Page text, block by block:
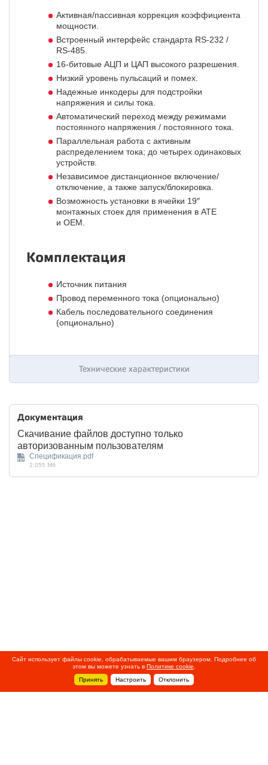
Активная/пассивная коррекция коэффициента
мощности.
Встроенный интерфейс стандарта RS-232 /
RS-485.
16-битовые АЦП и ЦАП высокого разрешения.
Низкий уровень пульсаций и помех.
Надежные инкодеры для подстройки
напряжения и силы тока.
Автоматический переход между режимами
постоянного напряжения / постоянного тока.
Параллельная работа с активным
распределением тока; до четырех одинаковых
устройств.
Независимое дистанционное включение/
отключение, а также запуск/блокировка.
Возможность установки в ячейки 19″
монтажных стоек для применения в ATE
и OEM.
Комплектация
Источник питания
Провод переменного тока (опционально)
Кабель последовательного соединения
(опционально)
Технические характеристики
Документация
Скачивание файлов доступно только
авторизованным пользователям
Спецификация.pdf
2.055 Мб
Сайт использует файлы cookie, обрабатываемые вашим браузером. Подробнее об
этом вы можете узнать в Политике cookie
Принять
Настроить Отклонить